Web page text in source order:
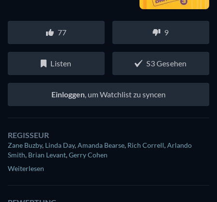
77 9
Listen S3 Gesehen
Einloggen , um Watchlist zu syncen
REGISSEUR
Zane Buzby, Linda Day,Amanda Bearse, Rich Correll,Arlando
Smith, Brian Levant,Gerry Cohen
Weiterlesen